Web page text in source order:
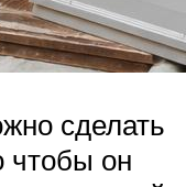
сделать
чтобы он